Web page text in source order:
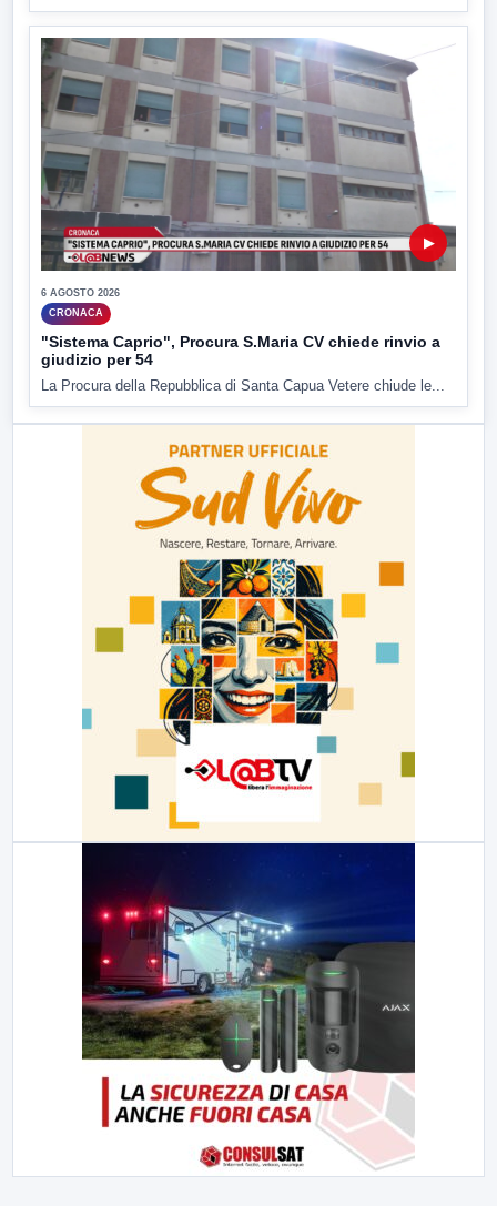
▶
6 AGOSTO 2026
CRONACA
"Sistema Caprio", Procura S.Maria CV chiede rinvio a
giudizio per 54
La Procura della Repubblica di Santa Capua Vetere chiude le...